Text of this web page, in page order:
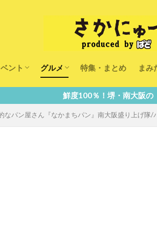
ント グルメ
ランチ
カフェ
特集・まとめ まみ
ま
習
幼
鮮度100％！堺・南大阪の『今』をあなたの
なパン屋さん『なかまちパン』南大阪盛り上げ